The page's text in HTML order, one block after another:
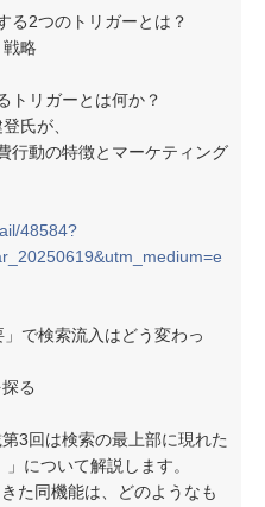
2つのトリガーとは？
略
トリガーとは何か？
氏が、
行動の特徴とマーケティング
48584?
で検索流入はどう変わっ
る
3回は検索の最上部に現れた
について解説します。
た同機能は、どのようなも